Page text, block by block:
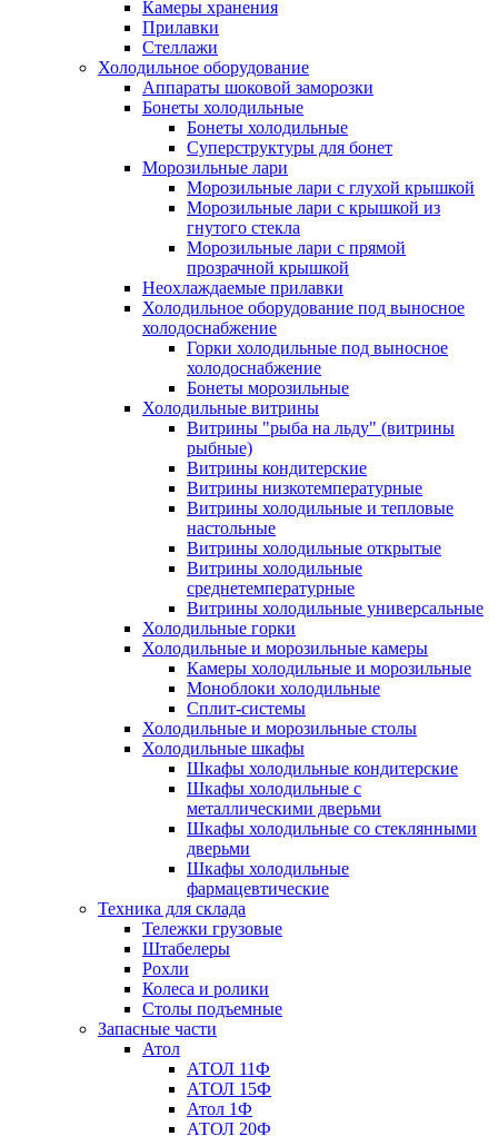
Камеры хранения
Прилавки
Стеллажи
Холодильное оборудование
Аппараты шоковой заморозки
Бонеты холодильные
Бонеты холодильные
Суперструктуры для бонет
Морозильные лари
Морозильные лари с глухой крышкой
Морозильные лари с крышкой из
гнутого стекла
Морозильные лари с прямой
прозрачной крышкой
Неохлаждаемые прилавки
Холодильное оборудование под выносное
холодоснабжение
Горки холодильные под выносное
холодоснабжение
Бонеты морозильные
Холодильные витрины
Витрины "рыба на льду" (витрины
рыбные)
Витрины кондитерские
Витрины низкотемпературные
Витрины холодильные и тепловые
настольные
Витрины холодильные открытые
Витрины холодильные
среднетемпературные
Витрины холодильные универсальные
Холодильные горки
Холодильные и морозильные камеры
Камеры холодильные и морозильные
Моноблоки холодильные
Сплит-системы
Холодильные и морозильные столы
Холодильные шкафы
Шкафы холодильные кондитерские
Шкафы холодильные с
металлическими дверьми
Шкафы холодильные со стеклянными
дверьми
Шкафы холодильные
фармацевтические
Техника для склада
Тележки грузовые
Штабелеры
Рохли
Колеса и ролики
Столы подъемные
Запасные части
Атол
АТОЛ 11Ф
АТОЛ 15Ф
Атол 1Ф
АТОЛ 20Ф